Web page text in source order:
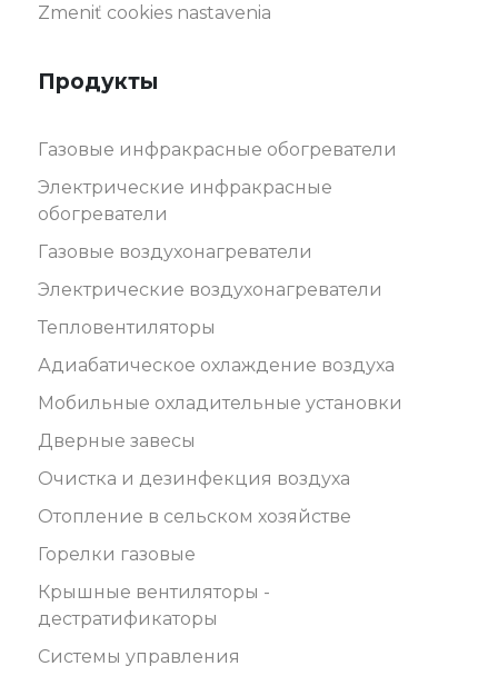
Zmeniť cookies nastavenia
Продукты
Газовые инфракрасные обогреватели
Электрические инфракрасные
обогреватели
Газовые воздухонагреватели
Электрические воздухонагреватели
Тепловентиляторы
Адиабатическое охлаждение воздуха
Мобильные охладительные установки
Дверные завесы
Очистка и дезинфекция воздуха
Отопление в сельском хозяйстве
Горелки газовые
Крышные вентиляторы -
дестратификаторы
Системы управления